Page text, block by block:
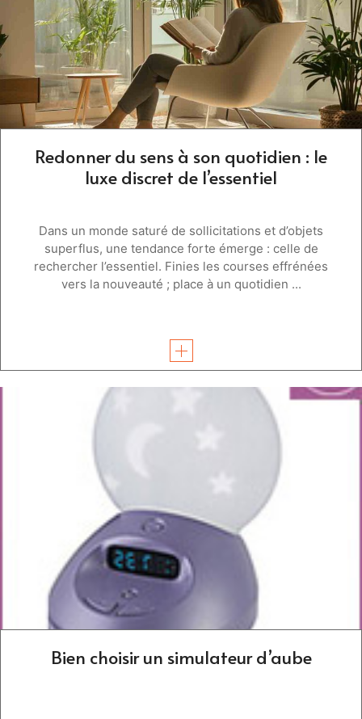
Redonner du sens à son quotidien : le
luxe discret de l’essentiel
Dans un monde saturé de sollicitations et d’objets
superflus, une tendance forte émerge : celle de
rechercher l’essentiel. Finies les courses effrénées
vers la nouveauté ; place à un quotidien ...
Bien choisir un simulateur d’aube